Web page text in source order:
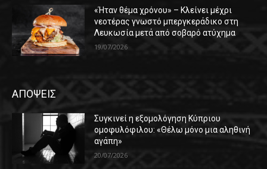
«Ήταν θέμα χρόνου» – Κλείνει μέχρι
νεοτέρας γνωστό μπεργκεράδικο στη
Λευκωσία μετά από σοβαρό ατύχημα
19/07/2026
ΑΠΟΨΕΙΣ
Συγκινεί η εξομολόγηση Κύπριου
ομοφυλόφιλου: «Θέλω μόνο μια αληθινή
αγάπη»
20/07/2026